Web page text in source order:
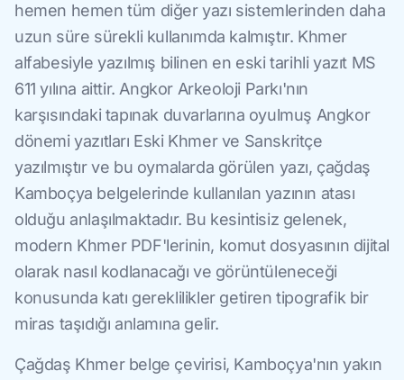
hemen hemen tüm diğer yazı sistemlerinden daha
uzun süre sürekli kullanımda kalmıştır. Khmer
alfabesiyle yazılmış bilinen en eski tarihli yazıt MS
611 yılına aittir. Angkor Arkeoloji Parkı'nın
karşısındaki tapınak duvarlarına oyulmuş Angkor
dönemi yazıtları Eski Khmer ve Sanskritçe
yazılmıştır ve bu oymalarda görülen yazı, çağdaş
Kamboçya belgelerinde kullanılan yazının atası
olduğu anlaşılmaktadır. Bu kesintisiz gelenek,
modern Khmer PDF'lerinin, komut dosyasının dijital
olarak nasıl kodlanacağı ve görüntüleneceği
konusunda katı gereklilikler getiren tipografik bir
miras taşıdığı anlamına gelir.
Çağdaş Khmer belge çevirisi, Kamboçya'nın yakın